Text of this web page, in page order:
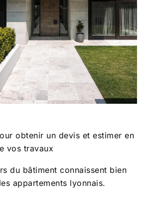
obtenir un devis et estimer en
vos travaux
du bâtiment connaissent bien
appartements lyonnais.